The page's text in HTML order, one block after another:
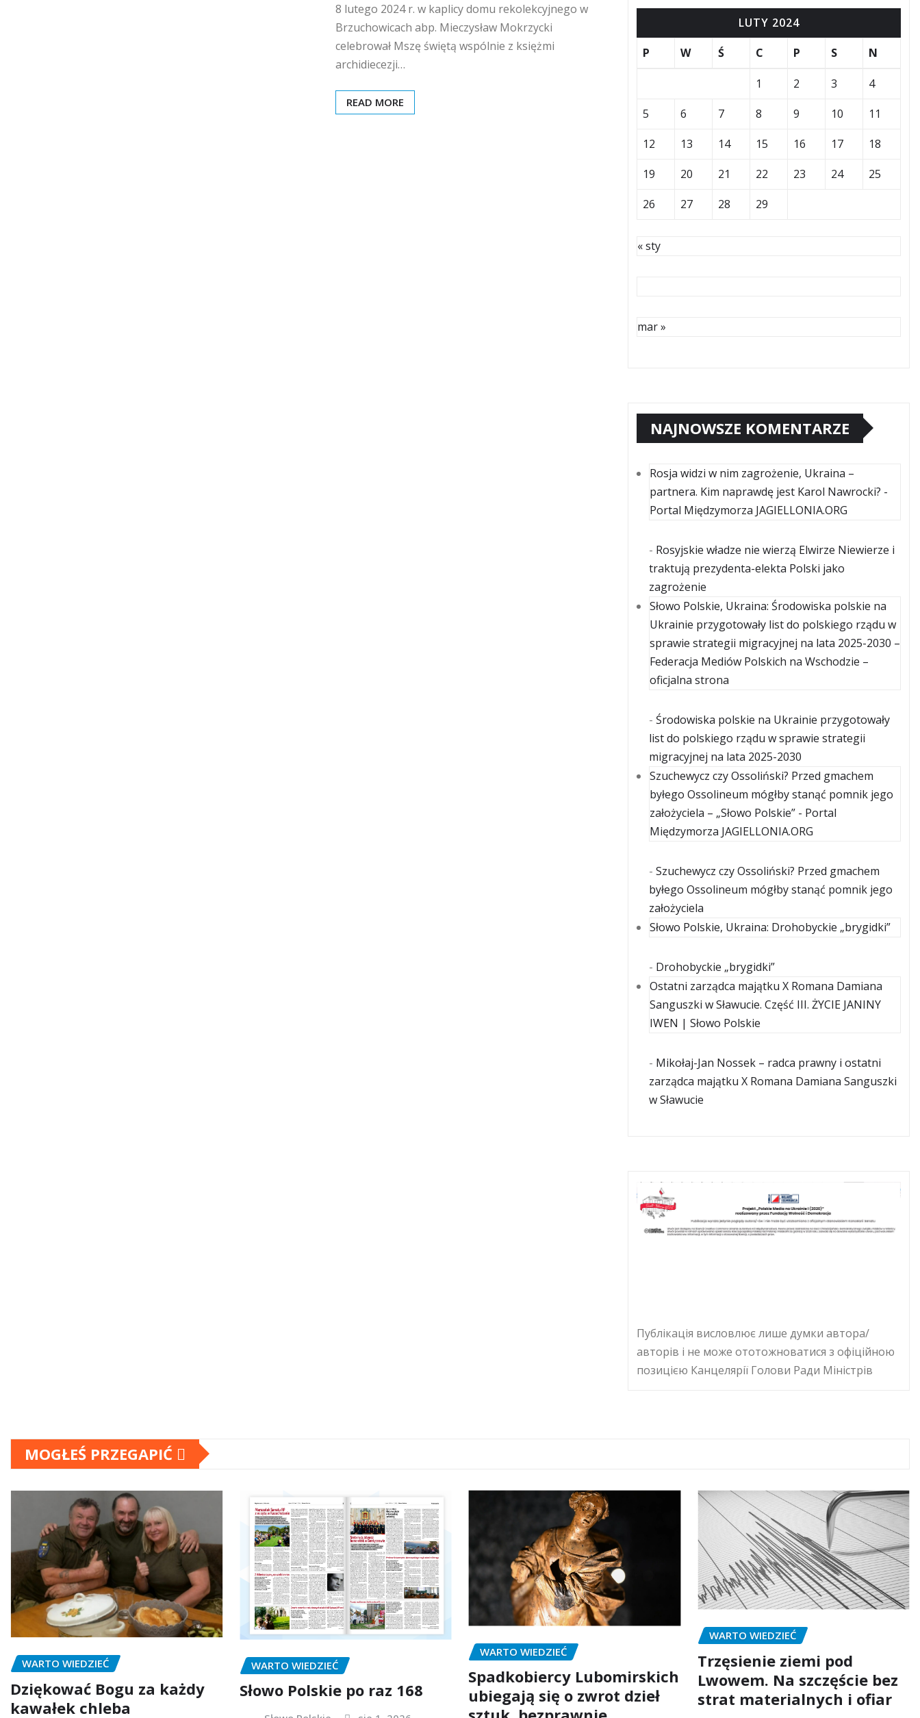
8 lutego 2024 r. w kaplicy domu rekolekcyjnego w
Brzuchowicach abp. Mieczysław Mokrzycki
celebrował Mszę świętą wspólnie z księżmi
archidiecezji…
READ MORE
LUTY 2024
P
W Ś C P S N
1 2 3
4
5
6 7 8 9 10
11
12
13 14 15 16 17
18
19
20 21 22 23 24
25
26
27 28 29
« sty
mar »
NAJNOWSZE KOMENTARZE
Rosja widzi w nim zagrożenie, Ukraina –
partnera. Kim naprawdę jest Karol Nawrocki? -
Portal Międzymorza JAGIELLONIA.ORG
- Rosyjskie władze nie wierzą Elwirze Niewierze i
traktują prezydenta-elekta Polski jako
zagrożenie
Słowo Polskie, Ukraina: Środowiska polskie na
Ukrainie przygotowały list do polskiego rządu w
sprawie strategii migracyjnej na lata 2025-2030 –
Federacja Mediów Polskich na Wschodzie –
oficjalna strona
- Środowiska polskie na Ukrainie przygotowały
list do polskiego rządu w sprawie strategii
migracyjnej na lata 2025-2030
Szuchewycz czy Ossoliński? Przed gmachem
byłego Ossolineum mógłby stanąć pomnik jego
założyciela – „Słowo Polskie” - Portal
Międzymorza JAGIELLONIA.ORG
- Szuchewycz czy Ossoliński? Przed gmachem
byłego Ossolineum mógłby stanąć pomnik jego
założyciela
Słowo Polskie, Ukraina: Drohobyckie „brygidki”
- Drohobyckie „brygidki”
Ostatni zarządca majątku X Romana Damiana
Sanguszki w Sławucie. Część III. ŻYCIE JANINY
IWEN | Słowo Polskie
- Mikołaj-Jan Nossek – radca prawny i ostatni
zarządca majątku X Romana Damiana Sanguszki
w Sławucie
Публікація висловлює лише думки автора/
авторів і не може ототожноватися з офіційною
позицією Канцелярії Голови Ради Міністрів
MOGŁEŚ PRZEGAPIĆ
WARTO WIEDZIEĆ
Dziękować Bogu za każdy
kawałek chleba
WARTO WIEDZIEĆ
Słowo Polskie po raz 168
WARTO WIEDZIEĆ
Spadkobiercy Lubomirskich
ubiegają się o zwrot dzieł
WARTO WIEDZIEĆ
Trzęsienie ziemi pod
Lwowem. Na szczęście bez
strat materialnych i ofiar